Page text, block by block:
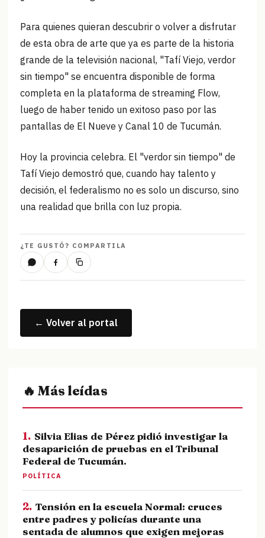
Para quienes quieran descubrir o volver a disfrutar
de esta obra de arte que ya es parte de la historia
grande de la televisión nacional, "Tafí Viejo, verdor
sin tiempo" se encuentra disponible de forma
completa en la plataforma de streaming Flow,
luego de haber tenido un exitoso paso por las
pantallas de El Nueve y Canal 10 de Tucumán.
Hoy la provincia celebra. El "verdor sin tiempo" de
Tafí Viejo demostró que, cuando hay talento y
decisión, el federalismo no es solo un discurso, sino
una realidad que brilla con luz propia.
¿TE GUSTÓ? COMPARTILA
← Volver al portal
🔥 Más leídas
1. Silvia Elias de Pérez pidió investigar la
desaparición de pruebas en el Tribunal
Federal de Tucumán.
POLÍTICA
2. Tensión en la escuela Normal: cruces
entre padres y policías durante una
sentada de alumnos que exigen mejoras